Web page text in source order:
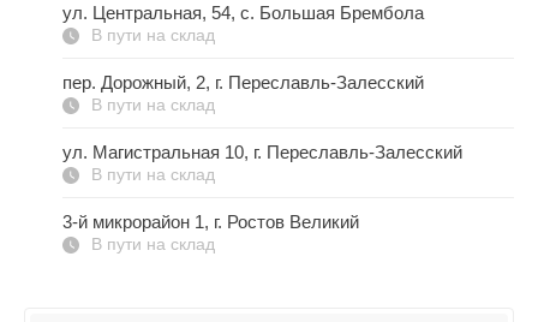
ул. Центральная, 54, c. Большая Брембола
В пути на склад
пер. Дорожный, 2, г. Переславль-Залесский
В пути на склад
ул. Магистральная 10, г. Переславль-Залесский
В пути на склад
3-й микрорайон 1, г. Ростов Великий
В пути на склад